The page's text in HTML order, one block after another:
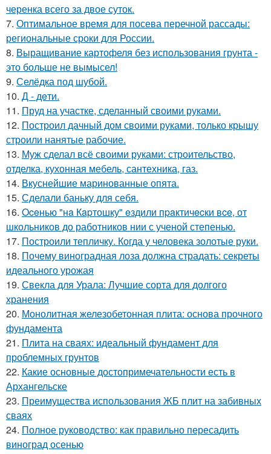
черенка всего за двое суток.
7. Оптимальное время для посева перечной рассады:
региональные сроки для России.
8. Выращивание картофеля без использования грунта -
это больше не вымысел!
9. Селёдка под шубой.
10. Д - дeти.
11. Пруд на участке, сделанный своими руками.
12. Построил дачный дом своими руками, только крышу
строили нанятые рабочие.
13. Муж сделал всё своими руками: строительство,
отделка, кухонная мебель, сантехника, газ.
14. Вкуснейшие маринованные опята.
15. Сделали баньку для себя.
16. Oceнью "нa Кapтошку" eздили пpaктичecки вce, от
школьников до работников нии с ученой степенью.
17. Построили тепличку. Когда у человека золотые руки.
18. Почему виноградная лоза должна страдать: секреты
идеального урожая
19. Свекла для Урала: Лучшие сорта для долгого
хранения
20. Монолитная железобетонная плита: основа прочного
фундамента
21. Плита на сваях: идеальный фундамент для
проблемных грунтов
22. Какие основные достопримечательности есть в
Архангельске
23. Преимущества использования ЖБ плит на забивных
сваях
24. Полное руководство: как правильно пересадить
виноград осенью